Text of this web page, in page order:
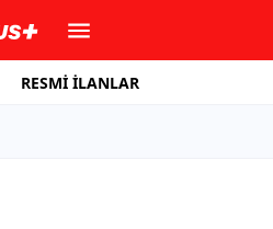
RESMİ İLANLAR